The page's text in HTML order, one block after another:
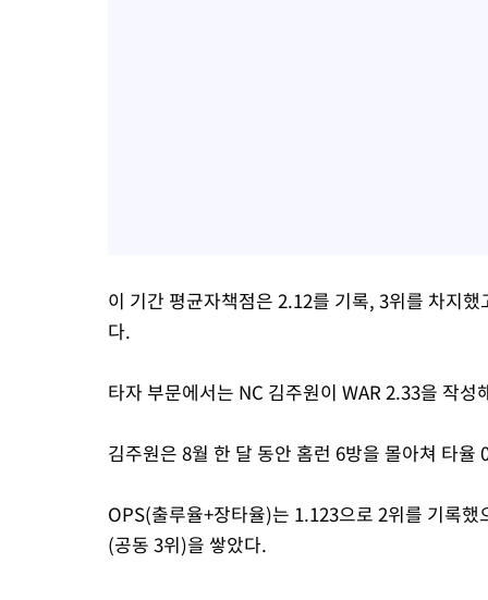
이 기간 평균자책점은 2.12를 기록, 3위를 차지
다.
타자 부문에서는 NC 김주원이 WAR 2.33을 작성
김주원은 8월 한 달 동안 홈런 6방을 몰아쳐 타율
OPS(출루율+장타율)는 1.123으로 2위를 기록
(공동 3위)을 쌓았다.